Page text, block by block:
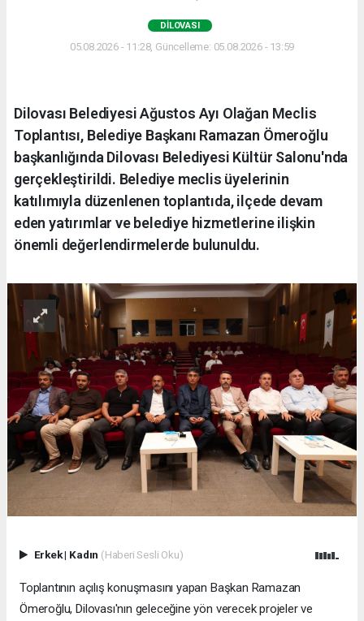
DILOVASI
05.08.2026 - 11:28, Güncelleme: 05.08.2026 - 13:59
Dilovası Belediyesi Ağustos Ayı Olağan Meclis
Toplantısı, Belediye Başkanı Ramazan Ömeroğlu
başkanlığında Dilovası Belediyesi Kültür Salonu'nda
gerçekleştirildi. Belediye meclis üyelerinin
katılımıyla düzenlenen toplantıda, ilçede devam
eden yatırımlar ve belediye hizmetlerine ilişkin
önemli değerlendirmelerde bulunuldu.
Erkek| Kadın (Haberi Sesli Oku)
Toplantının açılış konuşmasını yapan Başkan Ramazan
Ömeroğlu, Dilovası'nın geleceğine yön verecek projeler ve